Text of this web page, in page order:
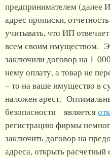
предпринимателем (далее
адрес прописки,
учитывать, что ИП
всем своим имуществом.
заключили договор на 1
нему оплату, а товар не
– то на ваше имущество в
наложен арест.
безопасности является
регистрацию фирмы
заключить договор на
адреса, открыть расчетный